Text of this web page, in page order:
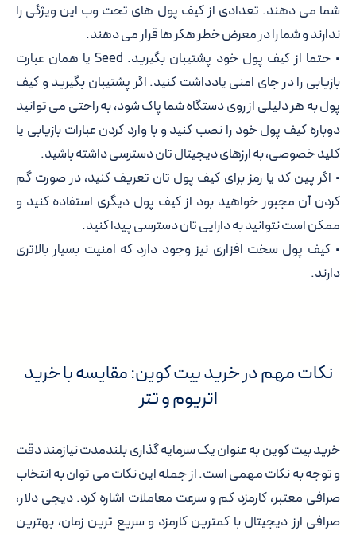
شما می دهند. تعدادی از کیف پول های تحت وب این ویژگی را
ندارند و شما را در معرض خطر هکر ها قرار می دهند.
• حتما از کیف پول خود پشتیبان بگیرید. Seed یا همان عبارت
بازیابی را در جای امنی یادداشت کنید. اگر پشتیبان بگیرید و کیف
پول به هر دلیلی از روی دستگاه شما پاک شود، به راحتی می توانید
دوباره کیف پول خود را نصب کنید و با وارد کردن عبارات بازیابی یا
کلید خصوصی، به ارزهای دیجیتال تان دسترسی داشته باشید.
• اگر پین کد یا رمز برای کیف پول تان تعریف کنید، در صورت گم
کردن آن مجبور خواهید بود از کیف پول دیگری استفاده کنید و
ممکن است نتوانید به دارایی تان دسترسی پیدا کنید.
• کیف پول سخت افزاری نیز وجود دارد که امنیت بسیار بالاتری
دارند.
نکات مهم در خرید بیت کوین: مقایسه با خرید
اتریوم و تتر
خرید بیت کوین به عنوان یک سرمایه گذاری بلندمدت نیازمند دقت
و توجه به نکات مهمی است. از جمله این نکات می توان به انتخاب
صرافی معتبر، کارمزد کم و سرعت معاملات اشاره کرد. دیجی دلار،
صرافی ارز دیجیتال با کمترین کارمزد و سریع ترین زمان، بهترین